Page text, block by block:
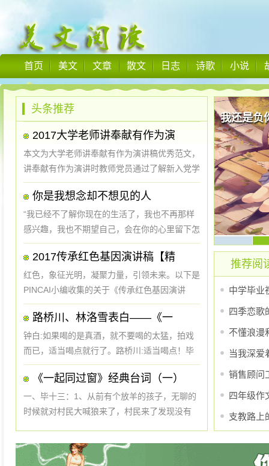
首页 美文 文章 散文 日志 诗歌 小说
头条推荐
2017大学老师讲奉献有作为演
本文为大学老师讲奉献有作为演讲稿优秀范文，
讲奉献有作为演讲时教师党员通过了解新入党学
生对党的认识、入党信念、入党动机、思想觉悟
和对党的基本知识掌握情况，引领学生进一步坚
定理想信念和为人民服务的思想。让我们...
你是我想念却不想见的人
“我已经不了解你现在的生活了，我也不再那样
感兴趣，我也不期望自己，会在你的心里留下怎
样的印象。也不会去想象在你心里，占着怎样的
一个地位。你跟我说或者不跟我说，你出现在我
的生活里，或者消失，我已经不那么介意了。
&...
2017传承红色基因演讲稿【精
红色，象征光明，凝聚力量，引领未来。以下是
PINCAI小编收集的关于《传承红色基因演讲
稿》的文章，欢迎阅读了解！传承红色基因演讲
稿一：亲爱的朋友们：大家好，相信大家都知
道，红色，象征光明，凝聚力量，引领未来。从
瑞金、井冈山、遵义、...
路桥川、林洛雪表白——《一
钟白:如果喝的是真酒，就不要喝的太猛，拍戏
而已，适当喝点就行了。路桥川:适当喝点！毕
十三:你们俩的效率实在是太低了，有效率的
我，已经在这里等了好久了。林洛雪:等了好
久！路桥川:适当喝点？是喝多少？钟白:啊？林
洛雪:你有我等的时...
《一起同过窗》经典台词（一）
一、毕十三：1、从前有个放羊的孩子，无聊的
时候就对村民大喊狼来了，村民来了发现没有
了，村民来了没有发现狼，第三天，孩子无聊继
续对村民大喊狼来了，但村民没有理他，最后狼
我还是负
推荐阅
中学毕业
四季恋歌
不懂浪漫
当我深爱
销售顾问
四年级作
支教路上